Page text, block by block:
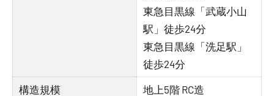
東急目黒線「武蔵小山
駅」徒歩24分
東急目黒線「洗足駅」
徒歩24分
構造規模 地上5階 RC造